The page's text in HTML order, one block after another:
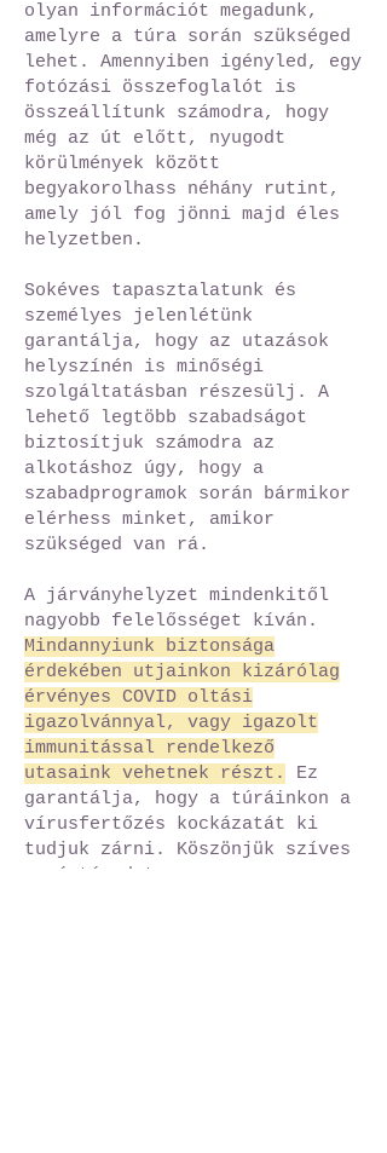
olyan információt megadunk,
amelyre a túra során szükséged
lehet. Amennyiben igényled, egy
fotózási összefoglalót is
összeállítunk számodra, hogy
még az út előtt, nyugodt
körülmények között
begyakorolhass néhány rutint,
amely jól fog jönni majd éles
helyzetben.
Sokéves tapasztalatunk és
személyes jelenlétünk
garantálja, hogy az utazások
helyszínén is minőségi
szolgáltatásban részesülj. A
lehető legtöbb szabadságot
biztosítjuk számodra az
alkotáshoz úgy, hogy a
szabadprogramok során bármikor
elérhess minket, amikor
szükséged van rá.
A járványhelyzet mindenkitől
nagyobb felelősséget kíván.
Mindannyiunk biztonsága
érdekében utjainkon kizárólag
érvényes COVID oltási
igazolvánnyal, vagy igazolt
immunitással rendelkező
utasaink vehetnek részt.
Ez
garantálja, hogy a túráinkon a
vírusfertőzés kockázatát ki
tudjuk zárni. Köszönjük szíves
megértésedet.